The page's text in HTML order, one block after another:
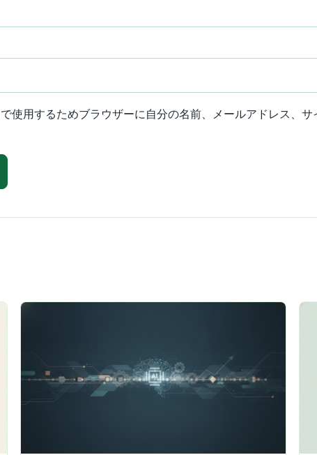
使用するためブラウザーに自分の名前、メールアドレス、サ